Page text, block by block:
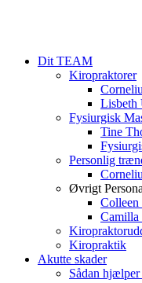
Dit TEAM
Kiropraktorer
Lisbeth
Fysiurgisk
Tine
Personlig
Øvrigt
Camilla
Kiropraktik
Akutte skader
Sådan